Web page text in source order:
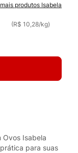
Isabela
(R$ 10,28/kg)
Ovos Isabela
para suas